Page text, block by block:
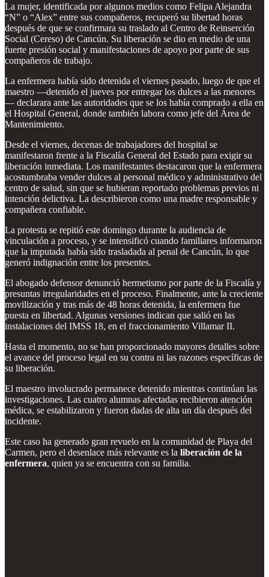
La mujer, identificada por algunos medios como Felipa Alejandra
“N” o “Alex” entre sus compañeros, recuperó su libertad horas
después de que se confirmara su traslado al Centro de Reinserción
Social (Cereso) de Cancún. Su liberación se dio en medio de una
fuerte presión social y manifestaciones de apoyo por parte de sus
compañeros de trabajo.
La enfermera había sido detenida el viernes pasado, luego de que el
maestro —detenido el jueves por entregar los dulces a las menores
— declarara ante las autoridades que se los había comprado a ella en
el Hospital General, donde también labora como jefe del Área de
Mantenimiento.
Desde el viernes, decenas de trabajadores del hospital se
manifestaron frente a la Fiscalía General del Estado para exigir su
liberación inmediata. Los manifestantes destacaron que la enfermera
acostumbraba vender dulces al personal médico y administrativo del
centro de salud, sin que se hubieran reportado problemas previos ni
intención delictiva. La describieron como una madre responsable y
compañera confiable.
La protesta se repitió este domingo durante la audiencia de
vinculación a proceso, y se intensificó cuando familiares informaron
que la imputada había sido trasladada al penal de Cancún, lo que
generó indignación entre los presentes.
El abogado defensor denunció hermetismo por parte de la Fiscalía y
presuntas irregularidades en el proceso. Finalmente, ante la creciente
movilización y tras más de 48 horas detenida, la enfermera fue
puesta en libertad. Algunas versiones indican que salió en las
instalaciones del IMSS 18, en el fraccionamiento Villamar II.
Hasta el momento, no se han proporcionado mayores detalles sobre
el avance del proceso legal en su contra ni las razones específicas de
su liberación.
El maestro involucrado permanece detenido mientras continúan las
investigaciones. Las cuatro alumnas afectadas recibieron atención
médica, se estabilizaron y fueron dadas de alta un día después del
incidente.
Este caso ha generado gran revuelo en la comunidad de Playa del
Carmen, pero el desenlace más relevante es la liberación de la
enfermera, quien ya se encuentra con su familia.